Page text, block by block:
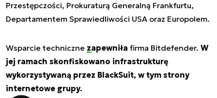
Przestępczości, Prokuraturą Generalną Frankfurtu,
Departamentem Sprawiedliwości USA oraz Europolem.
Wsparcie techniczne zapewniła firma Bitdefender. W
jej ramach skonfiskowano infrastrukturę
wykorzystywaną przez BlackSuit, w tym strony
internetowe grupy.